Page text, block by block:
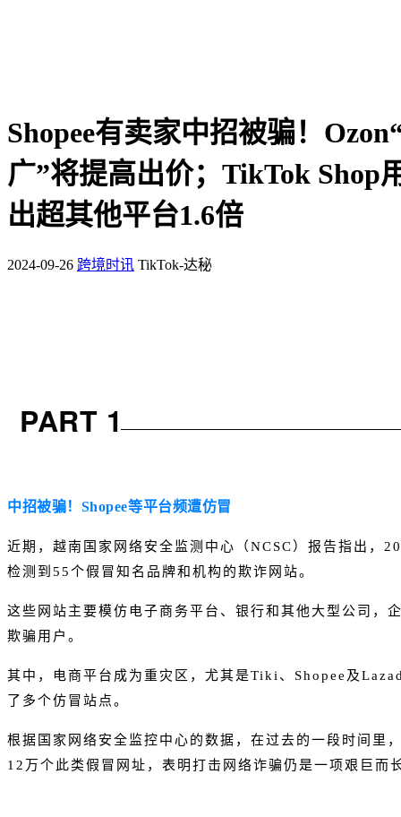
Shopee有卖家中招被骗！
广”将提高出价；TikTok Shop
出超其他平台1.6倍
2024-09-26 跨境时讯 TikTok-达秘
PART 1
中招被骗！Shopee等平台频遭仿冒
近期，越南国家网络安全监测中心（NCSC）报告指出，
检测到55个假冒知名品牌和机构的欺诈网站。
这些网站主要模仿电子商务平台、银行和其他大型公司，
欺骗用户。
其中，电商平台成为重灾区，尤其是Tiki、Shopee及
了多个仿冒站点。
根据国家网络安全监控中心的数据，在过去的一段时间里
12万个此类假冒网址，表明打击网络诈骗仍是一项艰巨而